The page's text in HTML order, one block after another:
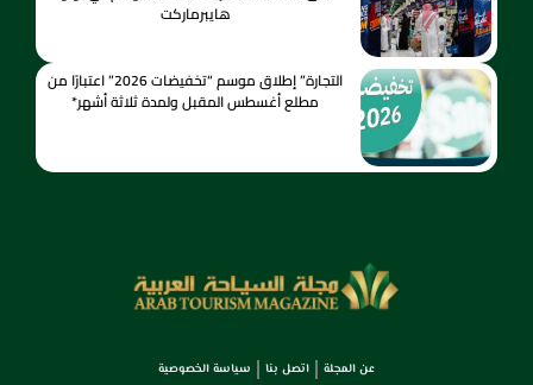
هايبرماركت
التجارة” إطلاق موسم “تخفيضات 2026” اعتبارًا من
مطلع أغسطس المقبل ولمدة ثلاثة أشهر*
عن المجلة اتصل بنا سياسة الخصوصية